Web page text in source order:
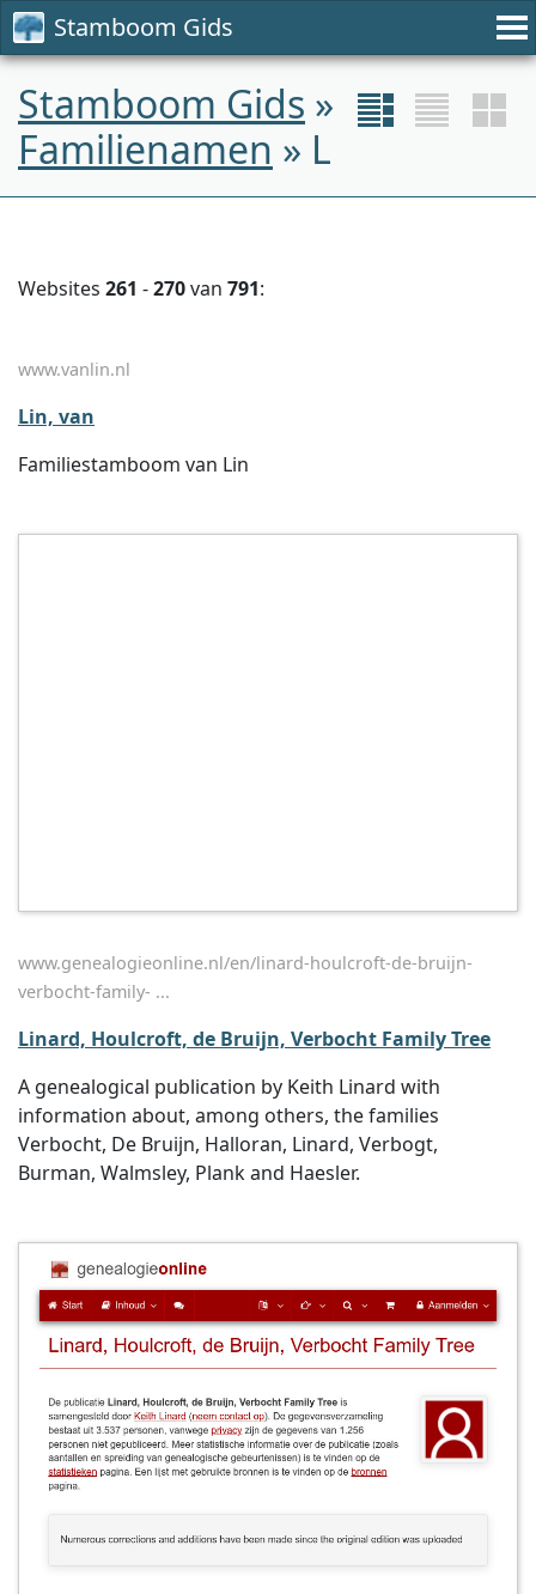
Stamboom Gids
Stamboom Gids »
Familienamen » L
Websites 261 -270van 791:
www.vanlin.nl
Lin, van
Familiestamboom van Lin
www.genealogieonline.nl/en/linard-houlcroft-de-bruijn-
verbocht-family- ...
Linard, Houlcroft, de Bruijn, Verbocht Family Tree
A genealogical publication by Keith Linard with
information about, among others, the families
Verbocht, De Bruijn, Halloran, Linard, Verbogt,
Burman, Walmsley, Plank and Haesler.